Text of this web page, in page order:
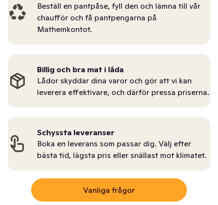
Beställ en pantpåse, fyll den och lämna till vår
chaufför och få pantpengarna på
Mathemkontot.
Billig och bra mat i låda
Lådor skyddar dina varor och gör att vi kan
leverera effektivare, och därför pressa priserna.
Schyssta leveranser
Boka en leverans som passar dig. Välj efter
bästa tid, lägsta pris eller snällast mot klimatet.
Vanliga frågor